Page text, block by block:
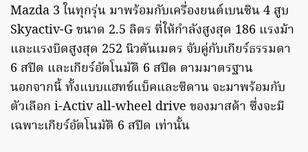
Mazda 3 ในทุกรุ่น มาพร้อมกับเครื่องยนต์เบนซิน 4 สูบ
Skyactiv-G ขนาด 2.5 ลิตร ที่ให้กำลังสูงสุด 186 แรงม้า
และแรงบิดสูงสุด 252 นิวตันเมตร จับคู่กับเกียร์ธรรมดา
6 สปีด และเกียร์อัตโนมัติ 6 สปีด ตามมาตรฐาน
นอกจากนี้ ทั้งแบบแฮทช์แบ็คและซีดาน จะมาพร้อมกับ
ตัวเลือก i-Activ all-wheel drive ของมาสด้า ซึ่งจะมี
เฉพาะเกียร์อัตโนมัติ 6 สปีด เท่านั้น